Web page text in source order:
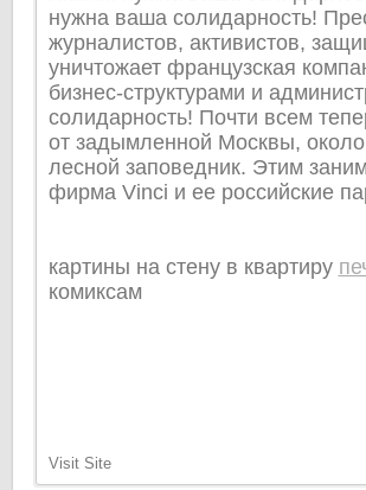
нужна ваша солидарность!
журналистов, активистов,
уничтожает французская
бизнес-структурами и
солидарность! Почти всем
от задымленной Москвы,
лесной заповедник. Этим
фирма Vinci и ее российские
картины на стену в квартиру
комиксам
Visit Site